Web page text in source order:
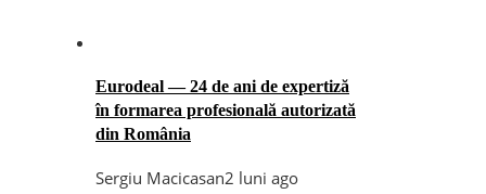
Eurodeal — 24 de ani de expertiză
în formarea profesională autorizată
din România
Sergiu Macicasan2 luni ago